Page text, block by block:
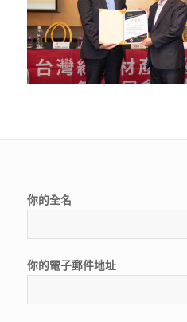
你的全名
你的電子郵件地址